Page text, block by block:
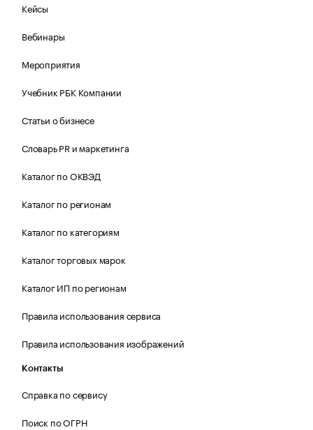
Кейсы
Вебинары
Мероприятия
Учебник РБК Компании
Статьи о бизнесе
Словарь PR и маркетинга
Каталог по ОКВЭД
Каталог по регионам
Каталог по категориям
Каталог торговых марок
Каталог ИП по регионам
Правила использования сервиса
Правила использования изображений
Контакты
Справка по сервису
Поиск по ОГРН